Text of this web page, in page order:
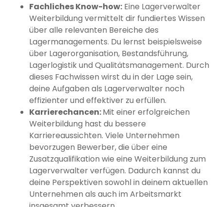
Fachliches Know-how: Eine Lagerverwalter
Weiterbildung vermittelt dir fundiertes Wissen
über alle relevanten Bereiche des
Lagermanagements. Du lernst beispielsweise
über Lagerorganisation, Bestandsführung,
Lagerlogistik und Qualitätsmanagement. Durch
dieses Fachwissen wirst du in der Lage sein,
deine Aufgaben als Lagerverwalter noch
effizienter und effektiver zu erfüllen.
Karrierechancen:Mit einer erfolgreichen
Weiterbildung hast du bessere
Karriereaussichten. Viele Unternehmen
bevorzugen Bewerber, die über eine
Zusatzqualifikation wie eine Weiterbildung zum
Lagerverwalter verfügen. Dadurch kannst du
deine Perspektiven sowohl in deinem aktuellen
Unternehmen als auch im Arbeitsmarkt